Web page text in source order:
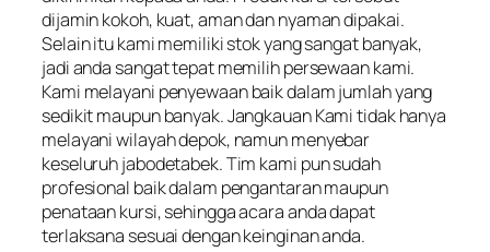
dijamin kokoh, kuat, aman dan nyaman dipakai.
Selain itu kami memiliki stok yang sangat banyak,
jadi anda sangat tepat memilih persewaan kami.
Kami melayani penyewaan baik dalam jumlah yang
sedikit maupun banyak. Jangkauan Kami tidak hanya
melayani wilayah depok, namun menyebar
keseluruh jabodetabek. Tim kami pun sudah
profesional baik dalam pengantaran maupun
penataan kursi, sehingga acara anda dapat
terlaksana sesuai dengan keinginan anda.